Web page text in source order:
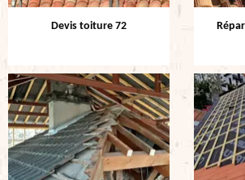
Devis toiture 72